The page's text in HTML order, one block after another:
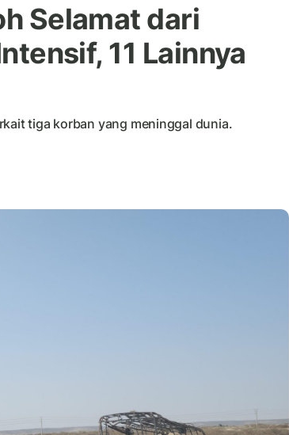
Selamat dari
11 Lainnya
tiga korban yang meninggal dunia.